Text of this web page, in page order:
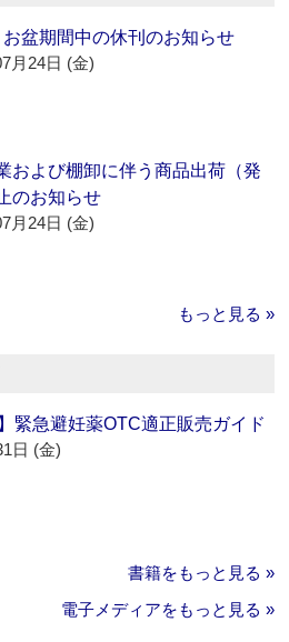
お盆期間中の休刊のお知らせ
月24日 (金)
および棚卸に伴う商品出荷（発
のお知らせ
月24日 (金)
もっと見る »
緊急避妊薬OTC適正販売ガイド
日 (金)
書籍をもっと見る »
電子メディアをもっと見る »